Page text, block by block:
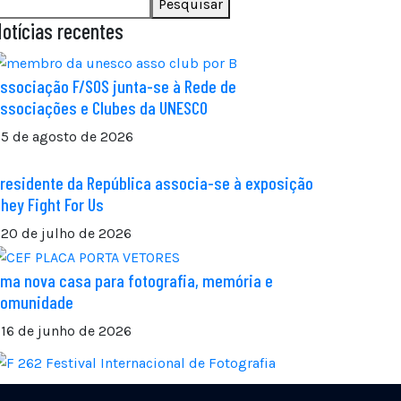
Pesquisar
recentes
F/SOS junta-se à Rede de
e Clubes da UNESCO
5 de agosto de 2026
da República associa-se à exposição
Fight For Us
20 de julho de 2026
nova casa para fotografia, memória e
16 de junho de 2026